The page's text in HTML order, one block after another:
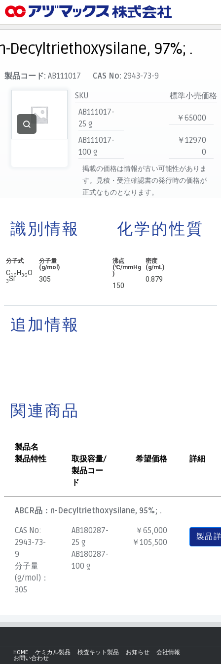
お気に入り
カート
マイアカウント
主要取扱ブランド
代理店一覧
Decyltriethoxysilane, 97%; .
製品コード: AB111017 CAS No: 2943-73-9
SKU
標準小売価格
AB111017-
25 g
￥65000
AB111017-
100 g
￥12970
0
掲載の価格は情報が古い可能性がありま
す。見積・受注確認書の発行時の価格が
正式なものとなります。
識別情報
分子式
C16 H 36O
3Si
分子量
(g/mol)
305
化学的性質
沸点
(℃/mmHg
)
150
密度
(g/mL)
0.879
追加情報
関連商品
製品名
製品特性
取扱容量/
製品コー
ド
希望価格 詳細
ABCR品： n-Decyltriethoxysilane, 95%; .
CAS No:
2943-73-
9
分子量
(g/mol)：
305
AB180287-
25 g
AB180287-
100 g
￥65,000
￥105,500
製品
HOME ケミカル製品 検査キット製品 お知らせ
会社情報
お問い合わせ